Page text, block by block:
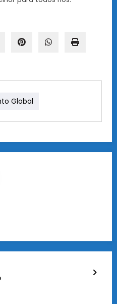
Global